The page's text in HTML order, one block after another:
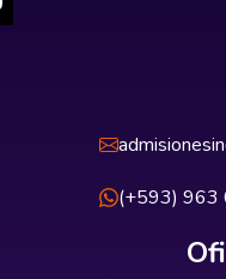
(+593) 963